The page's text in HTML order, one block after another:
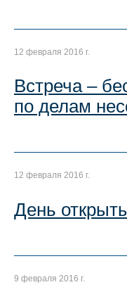
12 февраля 2016 г.
Встреча –
по делам
12 февраля 2016 г.
День
9 февраля 2016 г.